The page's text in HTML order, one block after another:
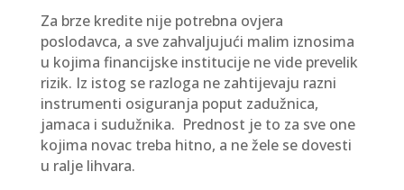
Za brze kredite nije potrebna ovjera
poslodavca, a sve zahvaljujući malim iznosima
u kojima financijske institucije ne vide prevelik
rizik. Iz istog se razloga ne zahtijevaju razni
instrumenti osiguranja poput zadužnica,
jamaca i sudužnika. Prednost je to za sve one
kojima novac treba hitno, a ne žele se dovesti
u ralje lihvara.